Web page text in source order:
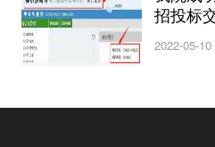
招投标
2022-05-10